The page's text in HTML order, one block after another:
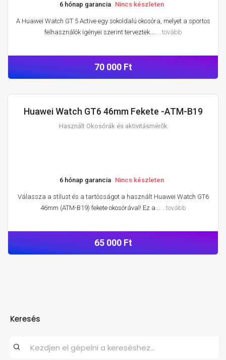
6 hónap garancia Nincs készleten
A Huawei Watch GT 5 Active egy sokoldalú okosóra, melyet a sportos
felhasználók igényei szerint terveztek.... ...tovább
70 000 Ft
Huawei Watch GT6 46mm Fekete -ATM-B19
Használt Okosórák és aktivitásmérők
6 hónap garancia Nincs készleten
Válassza a stílust és a tartósságot a használt Huawei Watch GT6
46mm (ATM-B19) fekete okosórával! Ez a... ...tovább
65 000 Ft
Keresés